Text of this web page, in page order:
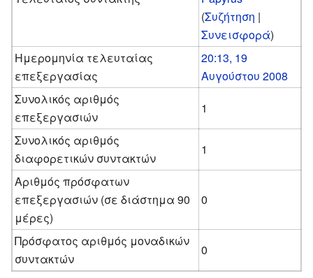
(Συζήτηση |
Συνεισφορά)
Ημερομηνία τελευταίας
επεξεργασίας
20:13, 19
Αυγούστου 2008
Συνολικός αριθμός
επεξεργασιών
1
Συνολικός αριθμός
διαφορετικών συντακτών
1
Αριθμός πρόσφατων
επεξεργασιών (σε διάστημα 90
μέρες)
0
Πρόσφατος αριθμός μοναδικών
συντακτών
0